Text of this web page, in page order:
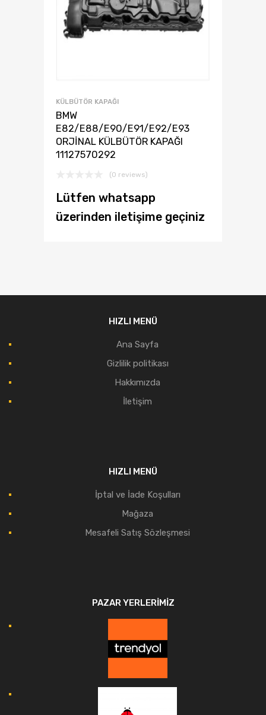
KÜLBÜTÖR KAPAĞI
BMW
E82/E88/E90/E91/E92/E93
ORJİNAL KÜLBÜTÖR KAPAĞI
11127570292
(0 reviews)
Lütfen whatsapp
üzerinden iletişime geçiniz
HIZLI MENÜ
Ana Sayfa
Gizlilik politikası
Hakkımızda
İletişim
HIZLI MENÜ
İptal ve İade Koşulları
Mağaza
Mesafeli Satış Sözleşmesi
PAZAR YERLERIMIZ